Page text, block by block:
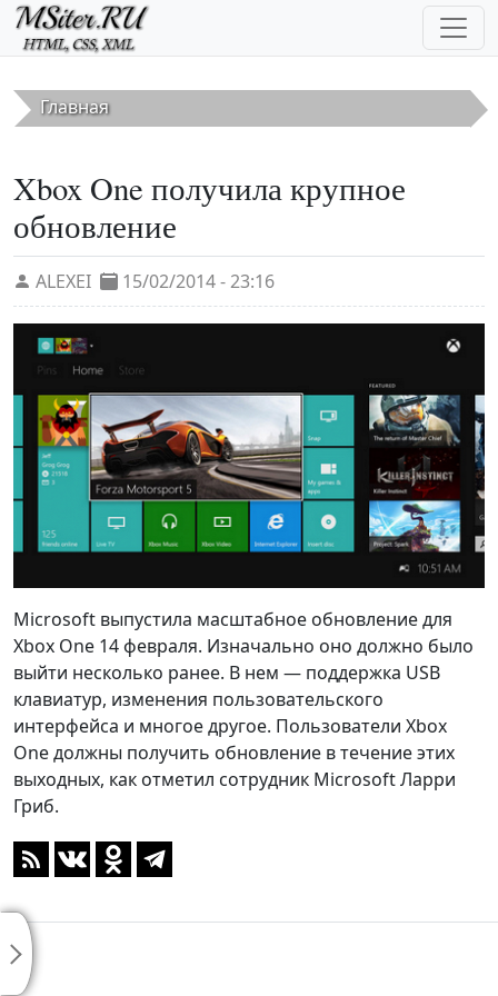
Перейти к основному содержанию
Главная
Xbox One получила крупное
обновление
ALEXEI 15/02/2014 - 23:16
Microsoft выпустила масштабное обновление для
Xbox One 14 февраля. Изначально оно должно было
выйти несколько ранее. В нем — поддержка USB
клавиатур, изменения пользовательского
интерфейса и многое другое. Пользователи Xbox
One должны получить обновление в течение этих
выходных, как отметил сотрудник Microsoft Ларри
Гриб.